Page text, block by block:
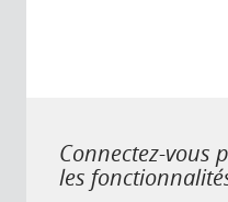
Connectez-vous
les